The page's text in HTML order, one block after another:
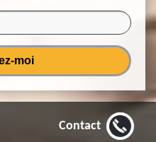
Contact